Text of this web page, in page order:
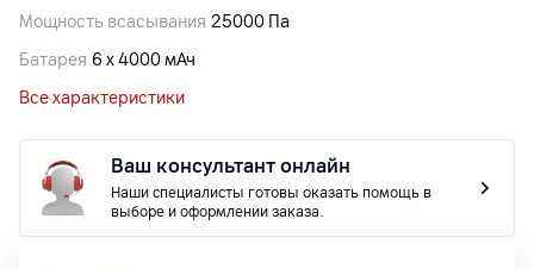
Мощность всасывания 25000 Па
Батарея 6 х 4000 мАч
Все характеристики
Ваш консультант онлайн
Наши специалисты готовы оказать помощь в
выборе и оформлении заказа.